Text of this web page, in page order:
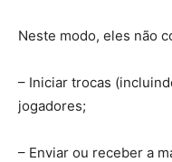
Neste modo, eles não
– Iniciar trocas
jogadores;
– Enviar ou receber a